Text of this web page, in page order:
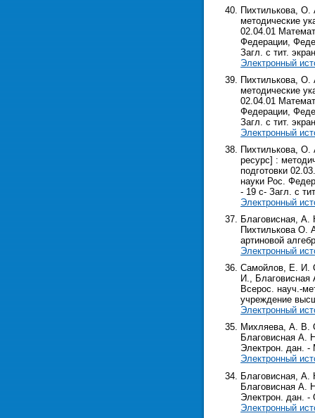
Пихтилькова, О.
методические
02.04.01
Федерации,
Загл. с тит.
Электронный
Пихтилькова, О.
методические
02.04.01
Федерации,
Загл. с тит.
Электронный
Пихтилькова, О.
ресурс] :
подготовки
науки Рос.
- 19 с- Загл. с
Электронный
Благовисная, А.
Пихтилькова О.
артиновой
Электронный
Самойлов, Е. И.
И., Благовисная
Всерос. науч.-
учреждение
Электронный
Михляева, А. В.
Благовисная А.
Электрон. дан.
Электронный
Благовисная, А.
Благовисная А.
Электрон. дан.
Электронный